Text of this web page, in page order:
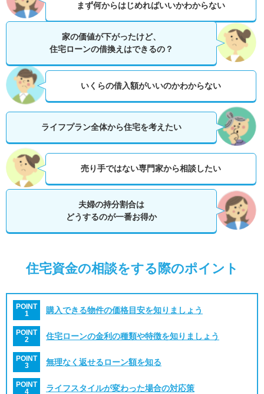
まず何からはじめればいいかわからない
家の価値が下がったけど、
住宅ローンの借換えはできるの？
いくらの借入額がいいのかわからない
ライフプラン全体から住宅を考えたい
売り手ではない専門家から相談したい
夫婦の持分割合は
どうするのが一番お得か
住宅資金の相談をする際のポイント
POINT
1
購入できる物件の価格目安を知りましょう
POINT
2
住宅ローンの金利の種類や特徴を知りましょう
POINT
3
無理なく返せるローン額を知る
POINT
4
ライフスタイルが変わった場合の対応策